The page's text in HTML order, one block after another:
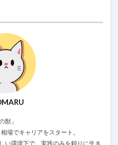
獣」
場でキャリアをスタート。
い環境下で、実践のみを頼りに生き